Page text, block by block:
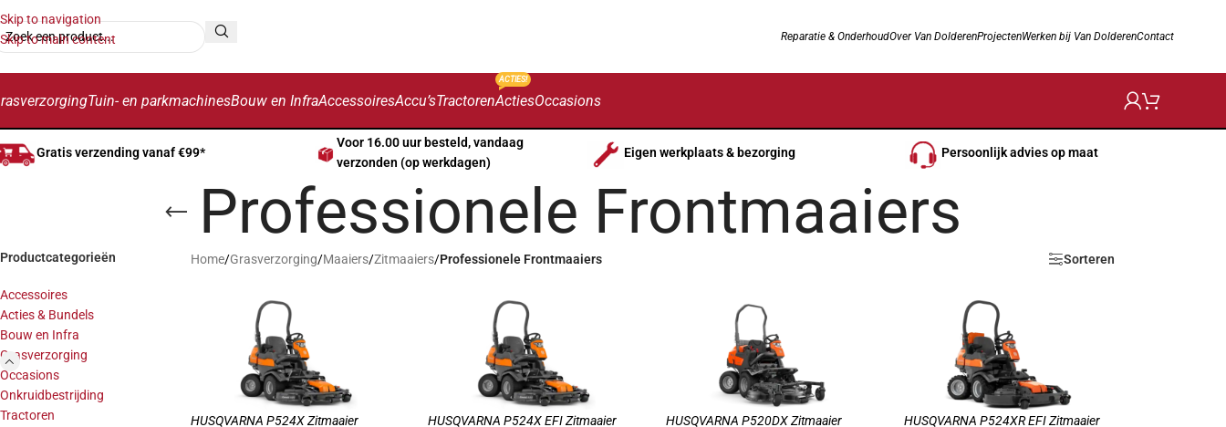
Skip to navigation
Skip to main content
Reparatie & OnderhoudOver Van DolderenProjectenWerken bij Van DolderenContact
Tuin- en parkmachinesBouw en InfraAccessoiresAccu’sTractorenActies
ACTIES!
Occasions
Gratis verzending vanaf €99*
Voor 16.00 uur besteld, vandaag
verzonden (op werkdagen)
Eigen werkplaats & bezorging Persoonlijk advies op maat
Professionele Frontmaaiers
Productcategorieën
Accessoires
Acties & Bundels
Bouw en Infra
Grasverzorging
Occasions
Onkruidbestrijding
Tractoren
Home/Grasverzorging/Maaiers/Zitmaaiers/Professionele Frontmaaiers Sorteren
HUSQVARNA P524X Zitmaaier HUSQVARNA P524X EFI Zitmaaier HUSQVARNA P520DX Zitmaaier HUSQVARNA P524XR EFI Zitmaaier